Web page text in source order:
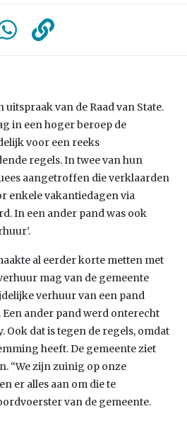
uitspraak van de Raad van State.
in een hoger beroep de
voor een reeks
regels. In twee van hun
aangetroffen die verklaarden
enkele vakantiedagen via
In een ander pand was ook
al eerder korte metten met
mag van de gemeente
verhuur van een pand
ander pand werd onterecht
Ook dat is tegen de regels, omdat
heeft. De gemeente ziet
“We zijn zuinig op onze
er alles aan om die te
van de gemeente.